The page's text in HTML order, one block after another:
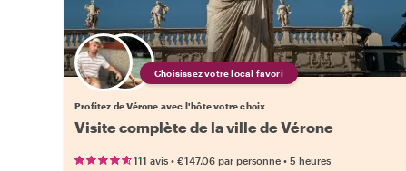
Choisissez votre local favori
Profitez de Vérone avec l'hôte votre choix
Visite complète de la ville de Vérone
111 avis • €147.06 par personne • 5 heures